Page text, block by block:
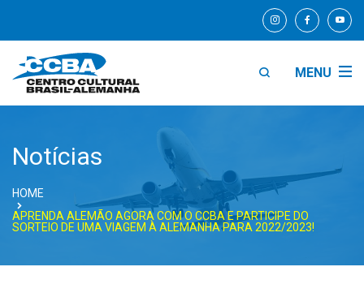
MENU
Notícias
HOME
APRENDA ALEMÃO AGORA COM O CCBA E PARTICIPE DO
SORTEIO DE UMA VIAGEM À ALEMANHA PARA 2022/2023!